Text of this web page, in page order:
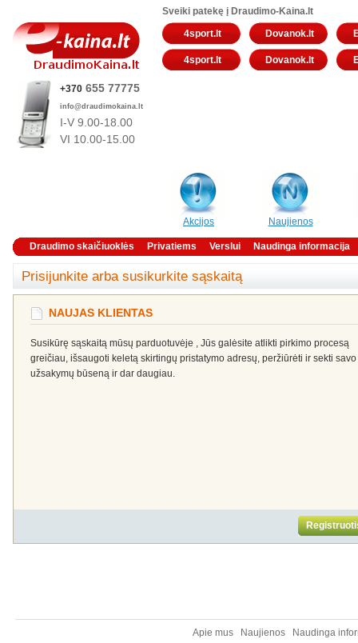
Sveiki patekę į Draudimo-Kaina.lt
4sport.lt
Dovanok.lt
4sport.lt Dovanok.lt
+370 655 77775
info@draudimokaina.lt
I-V 9.00-18.00
VI 10 .00-15.00
Akcijos Naujienos
Draudimo skaičiuoklės Privatiems Verslui Naudinga informacija
Prisijunkite arba susikurkite sąskaitą
NAUJAS KLIENTAS
Susikūrę sąskaitą mūsų parduotuvėje , Jūs galėsite atlikti pirkimo procesą
greičiau, išsaugoti keletą skirtingų pristatymo adresų, peržiūrėti ir sekti savo
užsakymų būseną ir dar daugiau.
Apie mus Naujienos Naudinga